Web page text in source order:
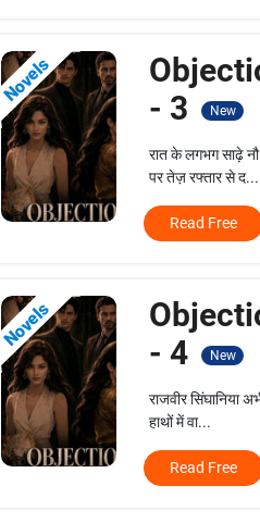
Novels
- 3
New
रात के लगभग साढ़े
पर तेज़ रफ्तार से द...
Read Free
Novels
- 4
New
राजवीर सिंघानिया
हाथों में वा...
Read Free